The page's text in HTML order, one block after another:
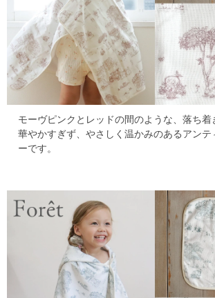
モーヴピンクとレッドの間のような、落ち着
華やかすぎず、やさしく温かみのあるアンテ
ーです。